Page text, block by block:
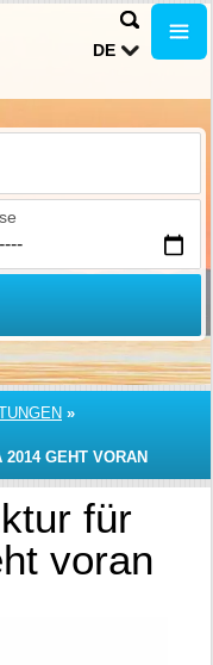
DE
»
GEHT VORAN
für
voran